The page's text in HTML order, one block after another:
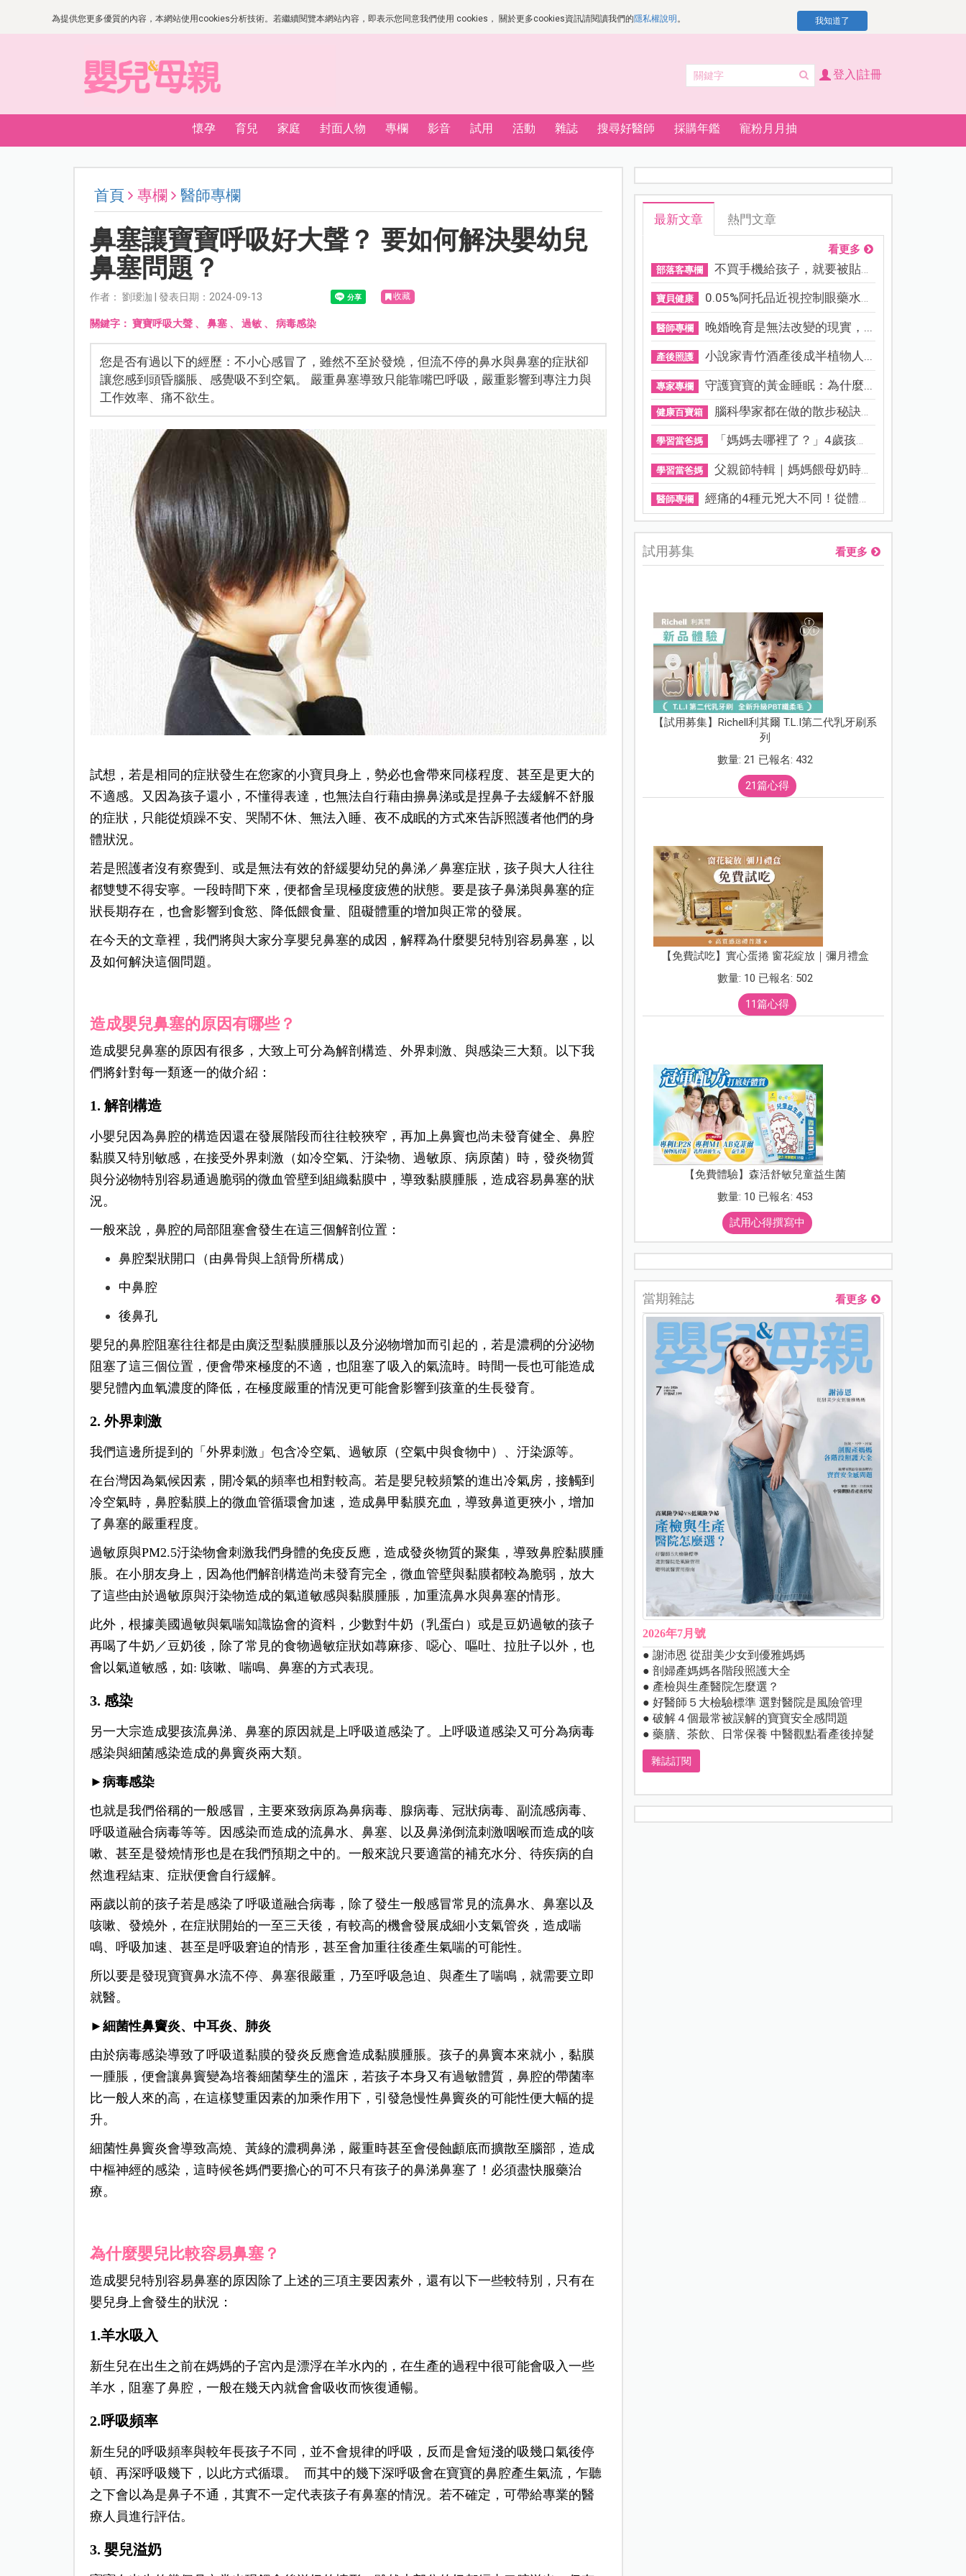
為提供您更多優質的內容，本網站使用cookies分析技術。若繼續閱覽本網站內容，即表示您同意我們使用 cookies， 關於更多cookies資訊請閱讀我們的隱私權說明 。 我知道了
登入|註冊
懷孕 育兒 家庭 封面人物 專欄 影音 試用 活動 雜誌 搜尋好醫師 採購年鑑 寵粉月月抽
首頁 專欄 醫師專欄
鼻塞讓寶寶呼吸好大聲？ 要如何解決嬰幼兒
鼻塞問題？
作者： 劉璦泇 | 發表日期：2024-09-13 收藏
關鍵字： 寶寶呼吸大聲、 鼻塞、 過敏、 病毒感染
您是否有過以下的經歷：不小心感冒了，雖然不至於發燒，但流不停的鼻水與鼻塞的症狀卻
讓您感到頭昏腦脹、感覺吸不到空氣。 嚴重鼻塞導致只能靠嘴巴呼吸，嚴重影響到專注力與
工作效率、痛不欲生。
試想，若是相同的症狀發生在您家的小寶貝身上，勢必也會帶來同樣程度、甚至是更大的
不適感。
又因為孩子還小，不懂得表達，也無法自行藉由擤鼻涕或是捏鼻子去緩解不舒服
的症狀，只能從煩躁不安、哭鬧不休、無法入睡、夜不成眠的方式來告訴照護者他們的身
體狀況。
若是照護者沒有察覺到、或是無法有效的舒緩嬰幼兒的鼻涕／鼻塞症狀，孩子與大人往往
都雙雙不得安寧。一段時間下來，便都會呈現極度疲憊的狀態。要是孩子鼻涕與鼻塞的症
狀長期存在，也會影響到食慾、降低餵食量、阻礙體重的增加與正常的發展。
在今天的文章裡，我們將與大家分享嬰兒鼻塞的成因，解釋為什麼嬰兒特別容易鼻塞，以
及如何解決這個問題。
造成嬰兒鼻塞的原因有哪些？
造成嬰兒鼻塞的原因有很多，大致上可分為解剖構造、外界刺激、與感染三大類。以下我
們將針對每一類逐一的做介紹：
1. 解剖構造
小嬰兒因為鼻腔的構造因還在發展階段而往往較狹窄，再加上鼻竇也尚未發育健全、鼻腔
黏膜又特別敏感，在接受外界刺激（如冷空氣、汙染物、過敏原、病原菌）時，發炎物質
與分泌物特別容易通過脆弱的微血管壁到組織黏膜中，導致黏膜腫脹，造成容易鼻塞的狀
況。
一般來說，鼻腔的局部阻塞會發生在這三個解剖位置：
鼻腔梨狀開口（由鼻骨與上頷骨所構成）
中鼻腔
後鼻孔
嬰兒的鼻腔阻塞往往都是由廣泛型黏膜腫脹以及分泌物增加而引起的，若是濃稠的分泌物
阻塞了這三個位置，便會帶來極度的不適，也阻塞了吸入的氣流時。時間一長也可能造成
嬰兒體內血氧濃度的降低，在極度嚴重的情況更可能會影響到孩童的生長發育。
2. 外界刺激
我們這邊所提到的「外界刺激」包含冷空氣、過敏原（空氣中與食物中）、汙染源等。
在台灣因為氣候因素，開冷氣的頻率也相對較高。若是嬰兒較頻繁的進出冷氣房，接觸到
冷空氣時，鼻腔黏膜上的微血管循環會加速，造成鼻甲黏膜充血，導致鼻道更狹小，增加
了鼻塞的嚴重程度。
過敏原與PM2.5汙染物會刺激我們身體的免疫反應，造成發炎物質的聚集，導致鼻腔黏膜腫
脹。 在小朋友身上，因為他們解剖構造尚未發育完全，微血管壁與黏膜都較為脆弱，放大
了這些由於過敏原與汙染物造成的氣道敏感與黏膜腫脹，加重流鼻水與鼻塞的情形。
此外，根據美國過敏與氣喘知識協會的資料，少數對牛奶（乳蛋白）或是豆奶過敏的孩子
再喝了牛奶／豆奶後，除了常見的食物過敏症狀如蕁麻疹、噁心、嘔吐、拉肚子以外，也
會以氣道敏感，如: 咳嗽、喘鳴、鼻塞的方式表現。
3. 感染
另一大宗造成嬰孩流鼻涕、鼻塞的原因就是上呼吸道感染了。 上呼吸道感染又可分為病毒
感染與細菌感染造成的鼻竇炎兩大類。
►病毒感染
也就是我們俗稱的一般感冒，主要來致病原為鼻病毒、腺病毒、冠狀病毒、副流感病毒、
呼吸道融合病毒等等。因感染而造成的流鼻水、鼻塞、以及鼻涕倒流刺激咽喉而造成的咳
嗽、甚至是發燒情形也是在我們預期之中的。 一般來說只要適當的補充水分、待疾病的自
然進程結束、症狀便會自行緩解。
兩歲以前的孩子若是感染了呼吸道融合病毒，除了發生一般感冒常見的流鼻水、鼻塞以及
咳嗽、發燒外，在症狀開始的一至三天後，有較高的機會發展成細小支氣管炎，造成喘
鳴、呼吸加速、甚至是呼吸窘迫的情形，甚至會加重往後產生氣喘的可能性。
所以要是發現寶寶鼻水流不停、鼻塞很嚴重，乃至呼吸急迫、與產生了喘鳴，就需要立即
就醫。
►細菌性鼻竇炎、中耳炎、肺炎
由於病毒感染導致了呼吸道黏膜的發炎反應會造成黏膜腫脹。 孩子的鼻竇本來就小，黏膜
一腫脹，便會讓鼻竇變為培養細菌孳生的溫床，若孩子本身又有過敏體質，鼻腔的帶菌率
比一般人來的高，在這樣雙重因素的加乘作用下，引發急慢性鼻竇炎的可能性便大幅的提
升。
細菌性鼻竇炎會導致高燒、黃綠的濃稠鼻涕，嚴重時甚至會侵蝕顱底而擴散至腦部，造成
中樞神經的感染，這時候爸媽們要擔心的可不只有孩子的鼻涕鼻塞了！必須盡快服藥治
療。
為什麼嬰兒比較容易鼻塞？
造成嬰兒特別容易鼻塞的原因除了上述的三項主要因素外，還有以下一些較特別，只有在
嬰兒身上會發生的狀況：
1.羊水吸入
新生兒在出生之前在媽媽的子宮內是漂浮在羊水內的，在生產的過程中很可能會吸入一些
羊水，阻塞了鼻腔，一般在幾天內就會會吸收而恢復通暢。
2.呼吸頻率
新生兒的呼吸頻率與較年長孩子不同，並不會規律的呼吸，反而是會短淺的吸幾口氣後停
頓、再深呼吸幾下，以此方式循環。 而其中的幾下深呼吸會在寶寶的鼻腔產生氣流，乍聽
之下會以為是鼻子不通，其實不一定代表孩子有鼻塞的情況。若不確定，可帶給專業的醫
療人員進行評估。
3. 嬰兒溢奶
最新文章 熱門文章
看更多
部落客專欄 不買手機給孩子，就要被貼「...
寶貝健康 0.05%阿托品近視控制眼藥水納...
醫師專欄 晚婚晚育是無法改變的現實，...
產後照護 小說家青竹酒產後成半植物人...
專家專欄 守護寶寶的黃金睡眠：為什麼...
健康百寶箱 腦科學家都在做的散步秘訣！...
學習當爸媽 「媽媽去哪裡了？」4歲孩子還...
學習當爸媽 父親節特輯｜媽媽餵母奶時，...
醫師專欄 經痛的4種元兇大不同！從體質...
試用募集 看更多
【試用募集】Richell利其爾 T.L.I第二代乳牙刷系
列
數量: 21 已報名: 432
21篇心得
【免費試吃】實心蛋捲 窗花綻放｜彌月禮盒
數量: 10 已報名: 502
11篇心得
【免費體驗】森活舒敏兒童益生菌
數量: 10 已報名: 453
試用心得撰寫中
當期雜誌 看更多
2026年7月號
● 謝沛恩 從甜美少女到優雅媽媽
● 剖婦產媽媽各階段照護大全
● 產檢與生產醫院怎麼選？
● 好醫師５大檢驗標準 選對醫院是風險管理
● 破解４個最常被誤解的寶寶安全感問題
● 藥膳、茶飲、日常保養 中醫觀點看產後掉髮
雜誌訂閱